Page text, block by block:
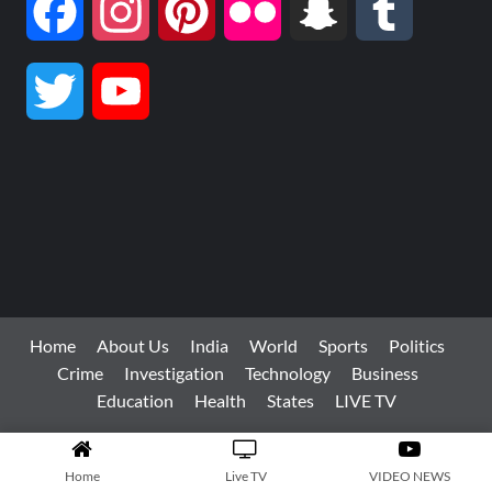
Facebook Instagram Pinterest Flickr Snapchat
Twitter
Home About Us India World Sports
Politics
Crime
Investigation Technology
Business
Education
Health States LIVE TV
Copyright © All rights reserved. CoverNewsby AF
Home Live TV VIDEO NEWS